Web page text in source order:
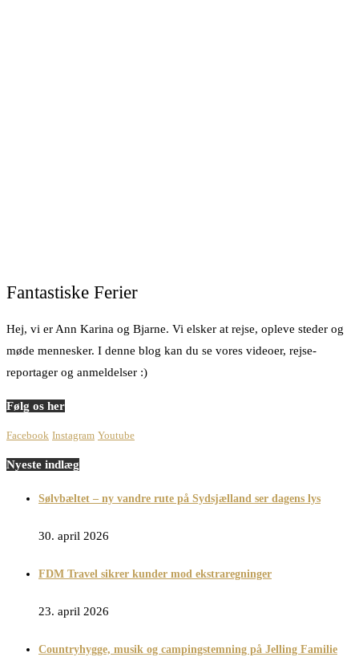
Fantastiske Ferier
Hej, vi er Ann Karina og Bjarne. Vi elsker at rejse, opleve steder og
møde mennesker. I denne blog kan du se vores videoer, rejse-
reportager og anmeldelser :)
Følg os her
Facebook Instagram Youtube
Nyeste indlæg
Sølvbæltet – ny vandre rute på Sydsjælland ser dagens lys
30. april 2026
FDM Travel sikrer kunder mod ekstraregninger
23. april 2026
Countryhygge, musik og campingstemning på Jelling Familie